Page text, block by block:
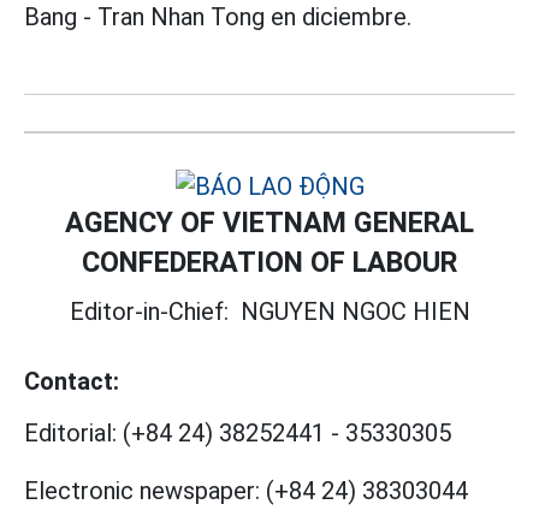
Bang - Tran Nhan Tong en diciembre.
AGENCY OF VIETNAM GENERAL
CONFEDERATION OF LABOUR
Editor-in-Chief: NGUYEN NGOC HIEN
Contact:
Editorial: (+84 24) 38252441 - 35330305
Electronic newspaper: (+84 24) 38303044